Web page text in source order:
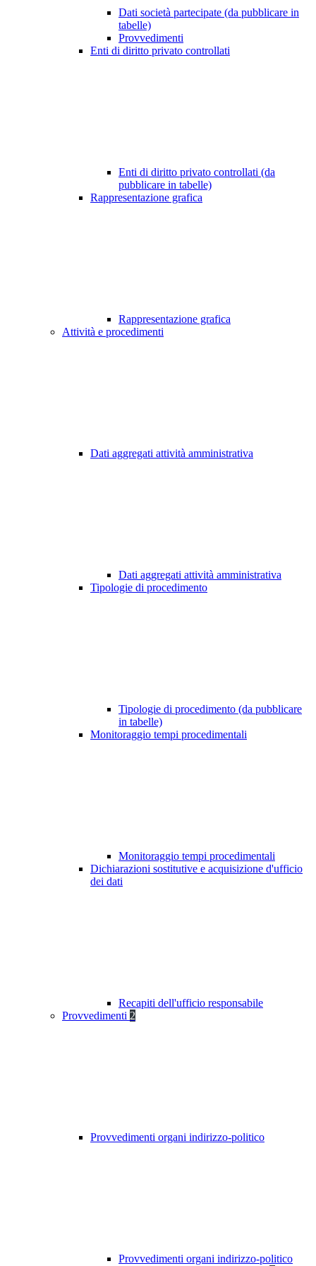
Dati società partecipate (da pubblicare in
tabelle)
Provvedimenti
Enti di diritto privato controllati
Enti di diritto privato controllati (da
pubblicare in tabelle)
Rappresentazione grafica
Rappresentazione grafica
Attività e procedimenti
Dati aggregati attività amministrativa
Dati aggregati attività amministrativa
Tipologie di procedimento
Tipologie di procedimento (da pubblicare
in tabelle)
Monitoraggio tempi procedimentali
Monitoraggio tempi procedimentali
Dichiarazioni sostitutive e acquisizione d'ufficio
dei dati
Recapiti dell'ufficio responsabile
Provvedimenti 2
Provvedimenti organi indirizzo-politico
Provvedimenti organi indirizzo-politico